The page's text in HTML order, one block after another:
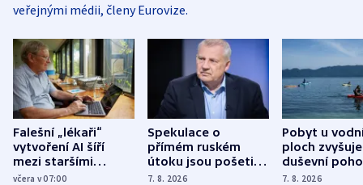
veřejnými médii, členy Eurovize.
Falešní „lékaři“
vytvoření AI šíří
mezi staršími
Poláky nebezpečné
včera v 07:00
Spekulace o
přímém ruském
útoku jsou pošetilé,
míní estonský
7. 8. 2026
Pobyt u
ploch zvyšuje
duševní
ukázala
7. 8. 2026